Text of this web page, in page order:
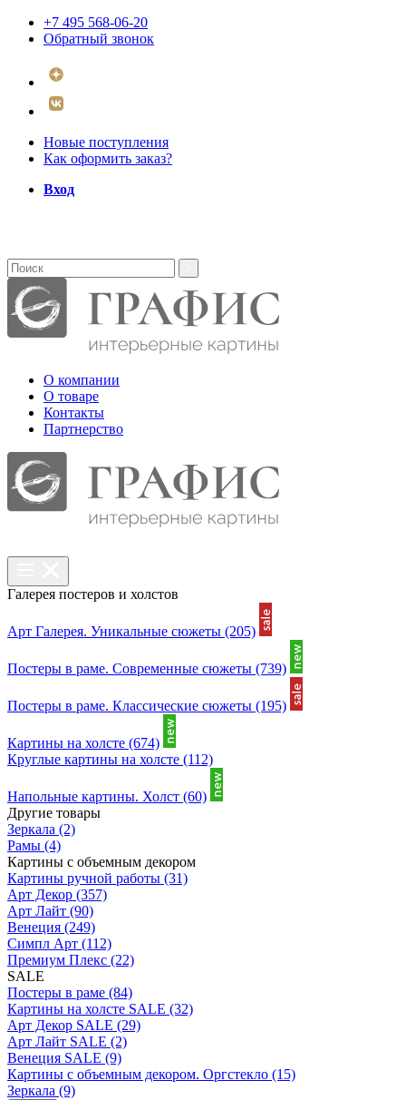
+7 495 568-06-20
Обратный звонок
Новые поступления
Как оформить заказ?
Вход
О компании
О товаре
Контакты
Партнерcтво
Галерея постеров и холстов
Арт Галерея. Уникальные сюжеты (205)
Постеры в раме. Современные сюжеты (739)
Постеры в раме. Классические сюжеты (195)
Картины на холсте (674)
Круглые картины на холсте (112)
Напольные картины. Холст (60)
Другие товары
Зеркала (2)
Рамы (4)
Картины с объемным декором
Картины ручной работы (31)
Арт Декор (357)
Арт Лайт (90)
Венеция (249)
Симпл Арт (112)
Премиум Плекс (22)
SALE
Постеры в раме (84)
Картины на холсте SALE (32)
Арт Декор SALE (29)
Арт Лайт SALE (2)
Венеция SALE (9)
Картины с объемным декором. Оргстекло (15)
Зеркала (9)